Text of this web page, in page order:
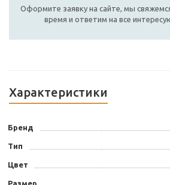
Оформите заявку на сайте, мы
время и ответим на все
Характеристики
Бренд
Тип
Цвет
Размер